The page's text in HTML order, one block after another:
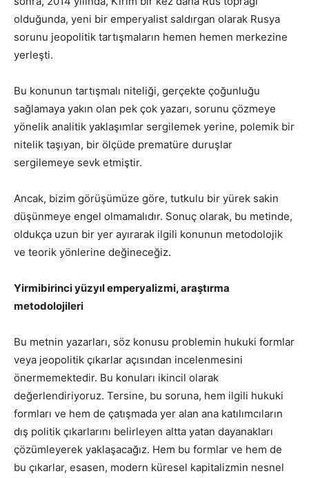
olduğunda, yeni bir emperyalist saldırgan olarak Rusya
sorunu jeopolitik tartışmaların hemen hemen merkezine
yerleşti.
Bu konunun tartışmalı niteliği, gerçekte çoğunluğu
sağlamaya yakın olan pek çok yazarı, sorunu çözmeye
yönelik analitik yaklaşımlar sergilemek yerine, polemik bir
nitelik taşıyan, bir ölçüde prematüre duruşlar
sergilemeye sevk etmiştir.
Ancak, bizim görüşümüze göre, tutkulu bir yürek sakin
düşünmeye engel olmamalıdır. Sonuç olarak, bu metinde,
oldukça uzun bir yer ayırarak ilgili konunun metodolojik
ve teorik yönlerine değineceğiz.
Yirmibirinci yüzyıl emperyalizmi, araştırma
metodolojileri
Bu metnin yazarları, söz konusu problemin hukuki formlar
veya jeopolitik çıkarlar açısından incelenmesini
önermemektedir. Bu konuları ikincil olarak
değerlendiriyoruz. Tersine, bu soruna, hem ilgili hukuki
formları ve hem de çatışmada yer alan ana katılımcıların
dış politik çıkarlarını belirleyen altta yatan dayanakları
çözümleyerek yaklaşacağız. Hem bu formlar ve hem de
bu çıkarlar, esasen, modern küresel kapitalizmin nesnel